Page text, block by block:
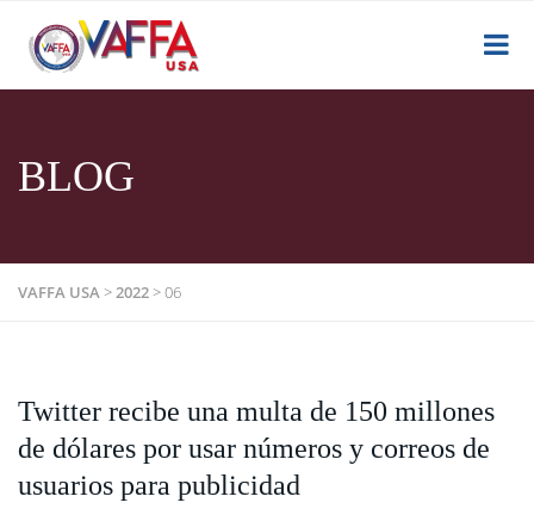
BLOG
VAFFA USA>2022>06
Twitter recibe una multa de 150 millones
de dólares por usar números y correos de
usuarios para publicidad